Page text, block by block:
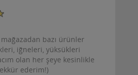
bazı ürünler
iğneleri, yüksükleri
olan her şeye kesinlikle
ederim!)